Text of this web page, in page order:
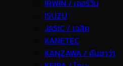
IRWIN / เออร์วิ่น
ISUZU
JASIC / เจสิค
KANETEC
KANZAWA / คันซาว่า